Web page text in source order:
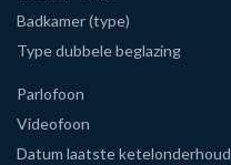
Badkamer (type)
Type dubbele beglazing
Parlofoon
Videofoon
Datum laatste ketelonderhoud